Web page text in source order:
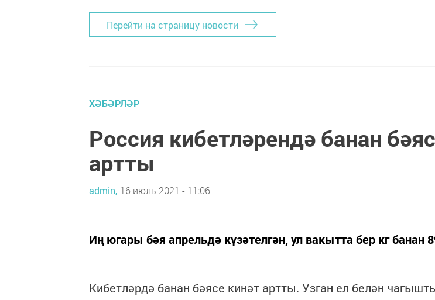
Перейти на страницу новости
ХӘБӘРЛӘР
Россия кибетләрендә банан
артты
admin, 16 июль 2021 - 11:06
Иң югары бәя апрельдә күзәтелгән, ул вакытта бер кг банан
Кибетләрдә банан бәясе кинәт артты. Узган ел белән